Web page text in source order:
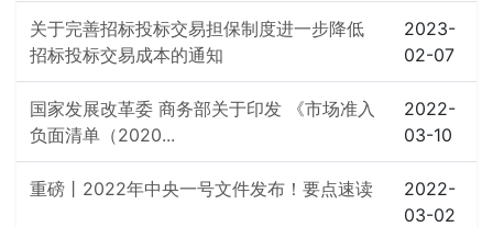
关于完善招标投标交易担保制度进一步降低
招标投标交易成本的通知
2023-
02-07
国家发展改革委 商务部关于印发 《市场准入
负面清单（2020...
2022-
03-10
重磅丨2022年中央一号文件发布！要点速读
2022-
03-02